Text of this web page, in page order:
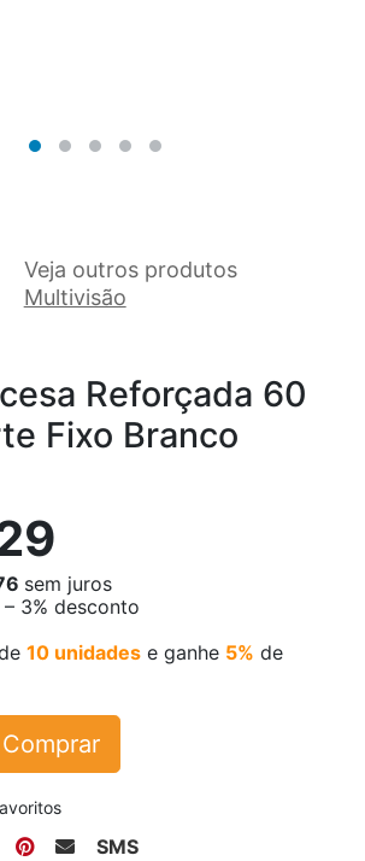
Veja outros produtos
Multivisão
Reforçada 60
Fixo Branco
sem juros
3% desconto
10 unidades e ganhe 5% de
Comprar
SMS